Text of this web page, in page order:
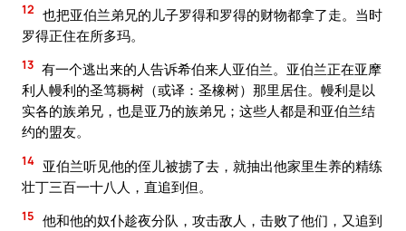
12 也把亚伯兰弟兄的儿子罗得和罗得的财物都拿了走。当时
罗得正住在所多玛。
13 有一个逃出来的人告诉希伯来人亚伯兰。亚伯兰正在亚摩
利人幔利的圣笃耨树（或译：圣橡树）那里居住。幔利是以
实各的族弟兄，也是亚乃的族弟兄；这些人都是和亚伯兰结
约的盟友。
14 亚伯兰听见他的侄儿被掳了去，就抽出他家里生养的精练
壮丁三百一十八人，直追到但。
15 他和他的奴仆趁夜分队，攻击敌人，击败了他们，又追到